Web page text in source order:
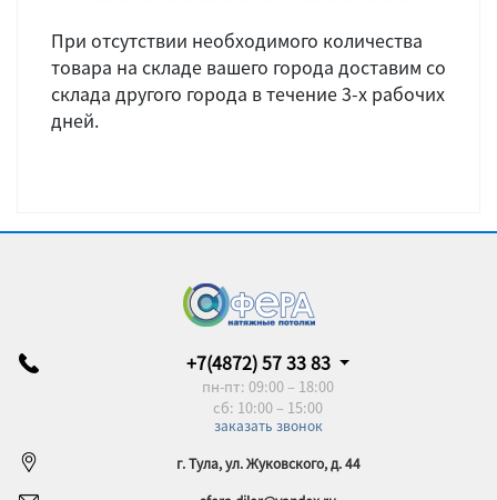
При отсутствии необходимого количества
товара на складе вашего города доставим со
склада другого города в течение 3-х рабочих
дней.
+7(4872) 57 33 83
пн-пт: 09:00 – 18:00
сб: 10:00 – 15:00
заказать звонок
г. Тула, ул. Жуковского, д. 44